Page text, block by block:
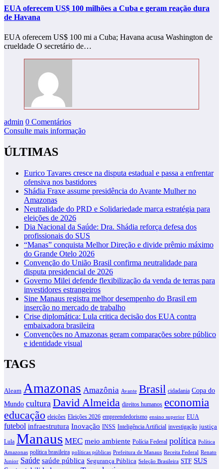
EUA oferecem US$ 100 milhões a Cuba e geram reação dura
de Havana
EUA oferecem US$ 100 mi a Cuba; Havana acusa Washington de
crueldade O secretário de…
admin 0 Comentários
Consulte mais informação
ÚLTIMAS
Eurico Tavares cresce na disputa estadual e passa a enfrentar
ofensiva nos bastidores
Shádia Fraxe assume presidência do Avante Mulher no
Amazonas
Neutralidade do PRD e Solidariedade marca estratégia para
eleições de 2026
Dia Nacional da Saúde: Dra. Shádia reforça defesa dos
profissionais do SUS
“Manas” conquista Melhor Direção e divide prêmio máximo
do Grande Otelo 2026
Convenção do União Brasil confirma neutralidade para
disputa presidencial de 2026
Governo Milei defende flexibilização da venda de terras para
investidores estrangeiros
Sine Manaus registra melhor desempenho do Brasil em
inserção no mercado de trabalho
Crise diplomática: Lula critica decisão dos EUA contra
embaixadora brasileira
Convenções no Amazonas geram comparações sobre público
e identidade visual
TAGS
Aleam Amazonas Amazônia Avante Brasil cidadania Copa do
Mundo cultura David Almeida direitos humanos economia
educação eleições Eleições 2026 empreendedorismo ensino superior EUA
futebol infraestrutura Inovação INSS Inteligência Artificial investigação justiça
Lula Manaus MEC meio ambiente Polícia Federal política Política
Amazonas política brasileira políticas públicas Prefeitura de Manaus Receita Federal Renato
Junior Saúde saúde pública Segurança Pública Seleção Brasileira STF SUS